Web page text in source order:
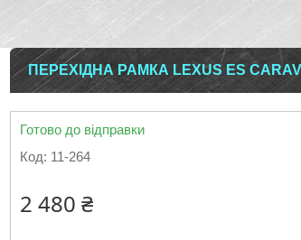
ПЕРЕХІДНА РАМКА LEXUS ES CARAV
Готово до відправки
Код: 11-264
2 480 ₴